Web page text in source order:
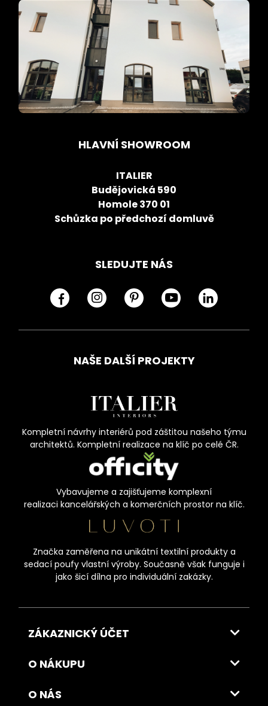
HLAVNÍ SHOWROOM
ITALIER
Budějovická 590
Homole 370 01
Schůzka po předchozí domluvě
SLEDUJTE NÁS
NAŠE DALŠÍ PROJEKTY
Kompletní návrhy interiérů pod záštitou našeho týmu
architektů. Kompletní realizace na klíč po celé ČR.
Vybavujeme a zajišťujeme komplexní
realizaci kancelářských a komerčních prostor na klíč.
Značka zaměřena na unikátní textilní produkty a
sedací poufy vlastní výroby. Současně však funguje i
jako šicí dílna pro individuální zakázky.
ZÁKAZNICKÝ ÚČET
O NÁKUPU
O NÁS